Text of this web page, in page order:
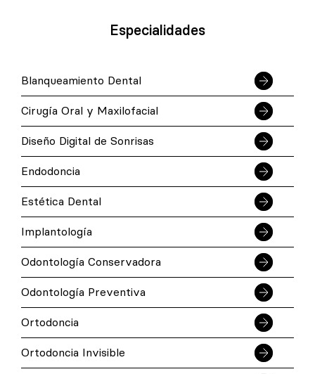
Especialidades
Blanqueamiento Dental
Cirugía Oral y Maxilofacial
Diseño Digital de Sonrisas
Endodoncia
Estética Dental
Implantología
Odontología Conservadora
Odontología Preventiva
Ortodoncia
Ortodoncia Invisible